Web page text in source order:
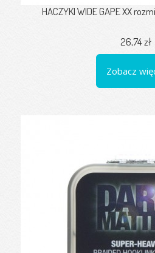
HACZYKI WIDE GAPE XX
26,74 zł
Zobacz